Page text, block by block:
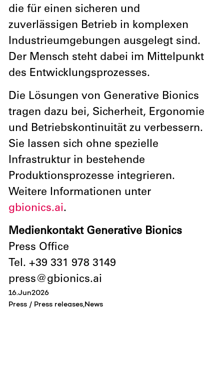
die für einen sicheren und
zuverlässigen Betrieb in komplexen
Industrieumgebungen ausgelegt sind.
Der Mensch steht dabei im Mittelpunkt
des Entwicklungsprozesses.
Die Lösungen von Generative Bionics
tragen dazu bei, Sicherheit, Ergonomie
und Betriebskontinuität zu verbessern.
Sie lassen sich ohne spezielle
Infrastruktur in bestehende
Produktionsprozesse integrieren.
Weitere Informationen unter
gbionics.ai.
Medienkontakt Generative Bionics
Press Office
Tel. +39 331 978 3149
press@gbionics.ai
16.Jun2026
Press / Press releases News